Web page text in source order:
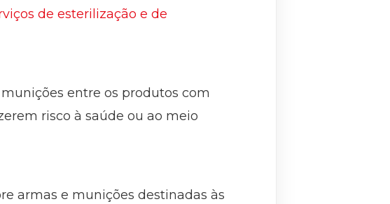
de esterilização e de
entre os produtos com
risco à saúde ou ao meio
armas e munições destinadas às